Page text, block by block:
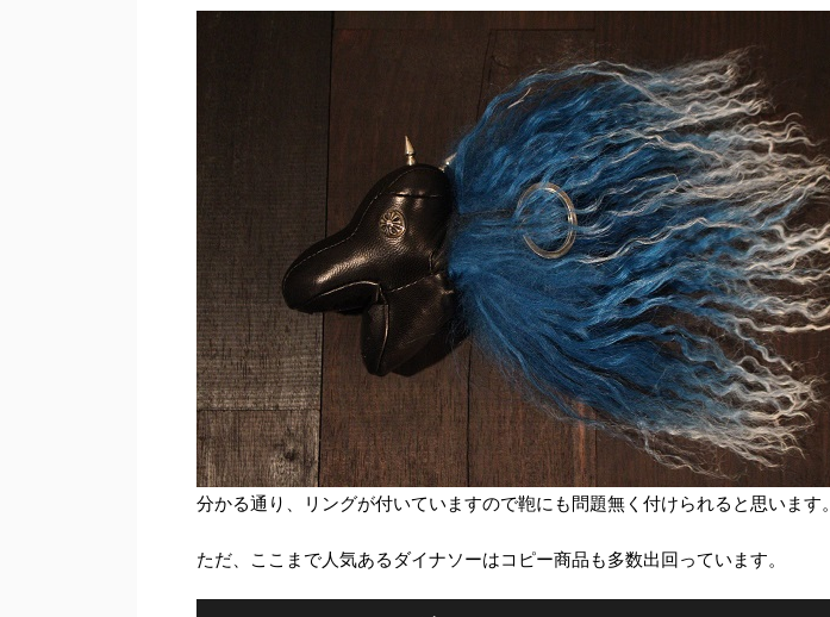
分かる通り、リングが付いていますので鞄にも問題無く付けられると思います。
ただ、ここまで人気あるダイナソーはコピー商品も多数出回っています。